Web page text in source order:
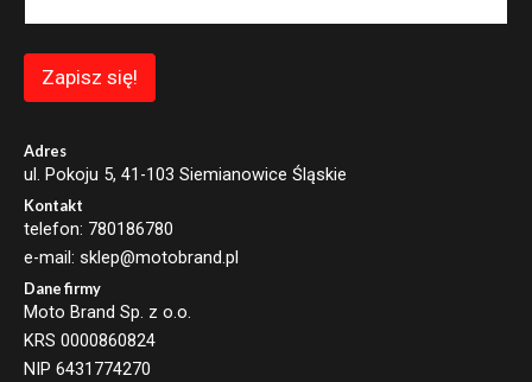
*
i
Zapisz się!
Adres
ul. Pokoju 5, 41-103 Siemianowice Śląskie
Kontakt
telefon: 780186780
e-mail: sklep@motobrand.pl
Dane firmy
Moto Brand Sp. z o.o.
KRS 0000860824
NIP 6431774270